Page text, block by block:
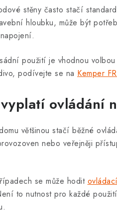
stěny často stačí
hloubku, může být
použití je vhodnou volbou
podívejte se na Kemper
ovládání
většinou stačí běžné
nebo veřejněji
se může hodit
to nutnost pro každé